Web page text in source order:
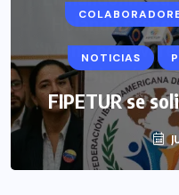
NOTICIAS
FIPETUR se